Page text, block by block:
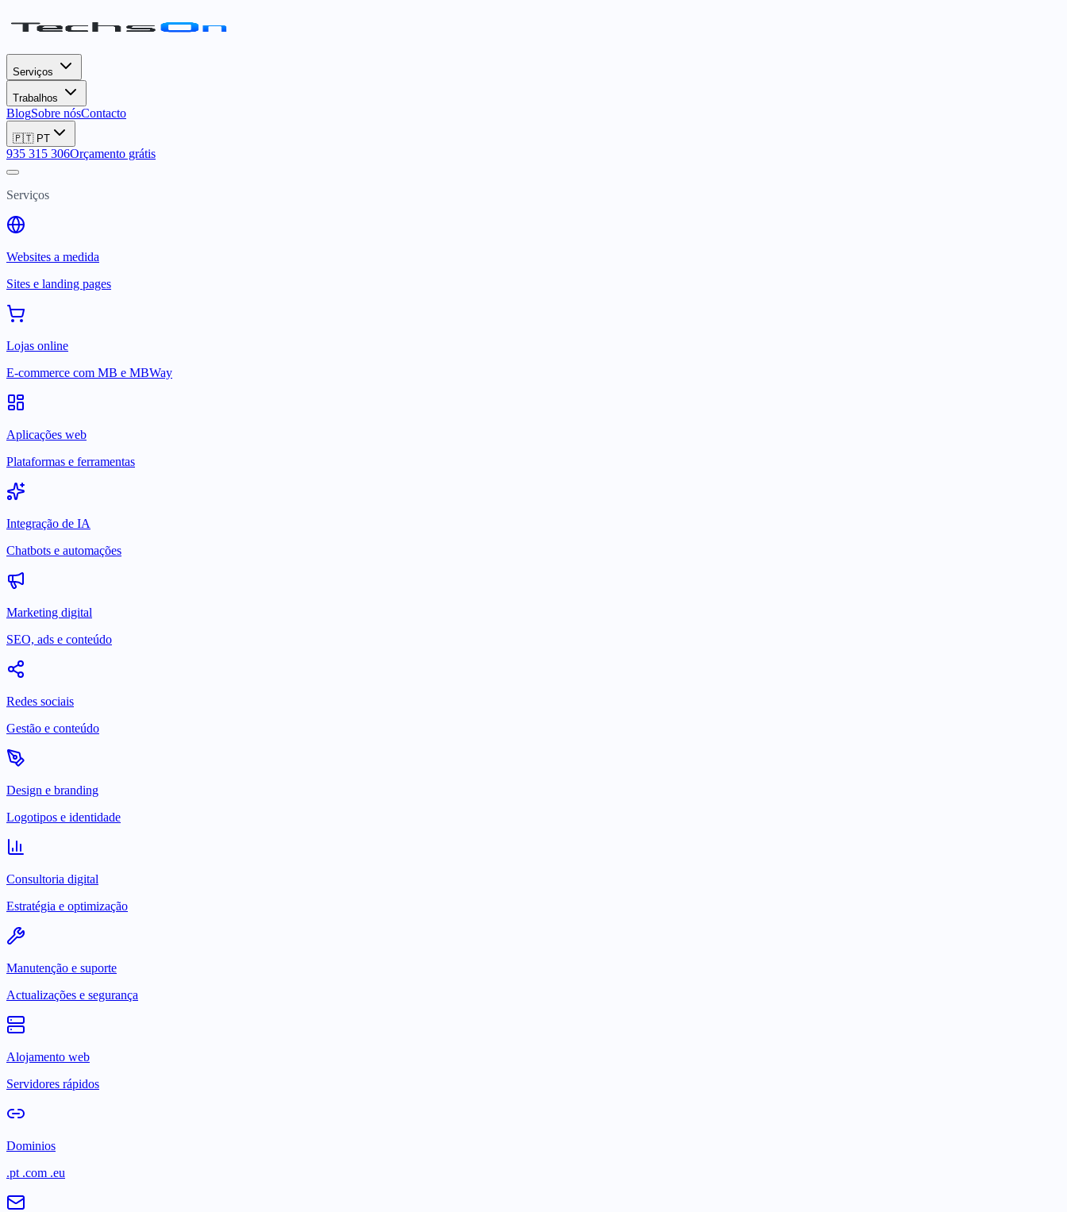
Serviços
Trabalhos
BlogSobre nósContacto
🇵🇹 PT
935 315 306Orçamento grátis
Serviços
Websites a medida
Sites e landing pages
Lojas online
E-commerce com MB e MBWay
Aplicações web
Plataformas e ferramentas
Integração de IA
Chatbots e automações
Marketing digital
SEO, ads e conteúdo
Redes sociais
Gestão e conteúdo
Design e branding
Logotipos e identidade
Consultoria digital
Estratégia e optimização
Manutenção e suporte
Actualizações e segurança
Alojamento web
Servidores rápidos
Dominios
.pt .com .eu